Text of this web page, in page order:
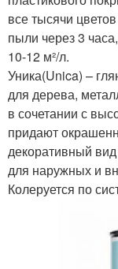
все тысячи
пыли через 3
10-12 м²/л.
Уника(Unica) –
для дерева,
в сочетании с
придают
декоративный
для наружных и
Колеруется по